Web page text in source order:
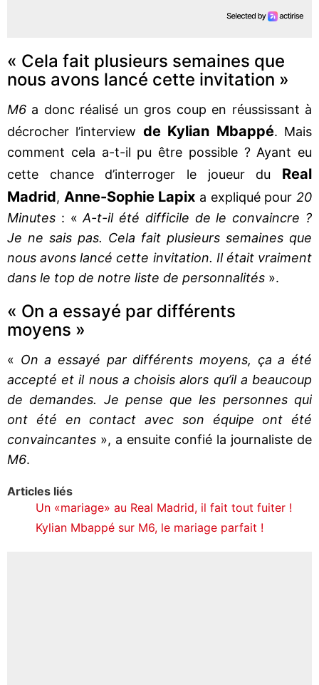
« Cela fait plusieurs semaines que
nous avons lancé cette invitation »
M6 a donc réalisé un gros coup en réussissant à
décrocher l’interview de Kylian Mbappé. Mais
comment cela a-t-il pu être possible ? Ayant eu
cette chance d’interroger le joueur du Real
Madrid, Anne-Sophie Lapix a expliqué pour 20
Minutes : « A-t-il été difficile de le convaincre ?
Je ne sais pas. Cela fait plusieurs semaines que
nous avons lancé cette invitation. Il était vraiment
dans le top de notre liste de personnalités ».
« On a essayé par différents
moyens »
« On a essayé par différents moyens, ça a été
accepté et il nous a choisis alors qu’il a beaucoup
de demandes. Je pense que les personnes qui
ont été en contact avec son équipe ont été
convaincantes », a ensuite confié la journaliste de
M6.
Articles liés
Un «mariage» au Real Madrid, il fait tout fuiter !
Kylian Mbappé sur M6, le mariage parfait !